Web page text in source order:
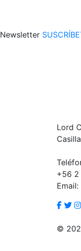
Newsletter
Lord
+56
Email:
©